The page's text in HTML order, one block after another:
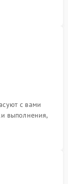
с вами
выполнения,